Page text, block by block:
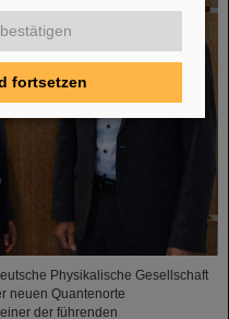
Physikalische Gesellschaft
neuen Quantenorte
der führenden
fortsetzen